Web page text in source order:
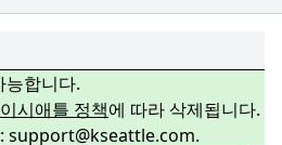
합니다.
시애틀 정책에 따라 삭제됩니다.
support@kseattle.com.